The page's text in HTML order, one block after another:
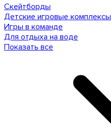
Скейтборды
Детские игровые комплексы
Игры в команде
Для отдыха на воде
Показать все